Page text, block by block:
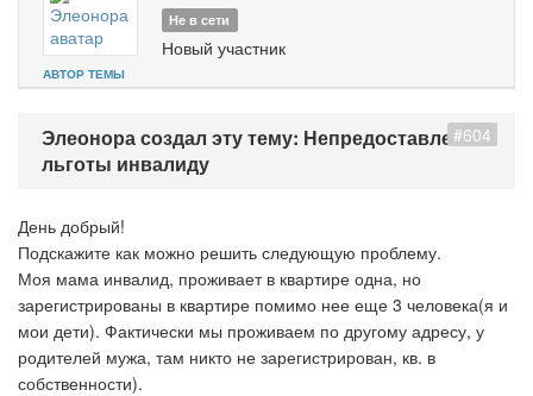
АВТОР ТЕМЫ
Не в сети
Новый участник
#604
Элеонора создал эту тему: Непредоставление
льготы инвалиду
День добрый!
Подскажите как можно решить следующую проблему.
Моя мама инвалид, проживает в квартире одна, но
зарегистрированы в квартире помимо нее еще 3 человека(я и
мои дети). Фактически мы проживаем по другому адресу, у
родителей мужа, там никто не зарегистрирован, кв. в
собственности).